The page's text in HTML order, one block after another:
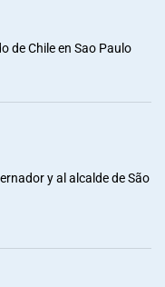
de Chile en Sao Paulo
y al alcalde de São